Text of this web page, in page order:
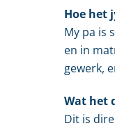
Hoe het
My pa is
en in
gewerk,
Wat het
Dit is